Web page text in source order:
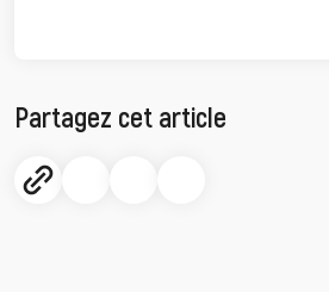
Partagez cet article